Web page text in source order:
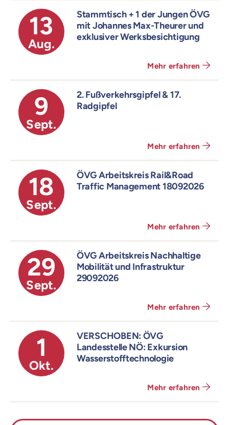
13
Aug.
Stammtisch + 1 der Jungen ÖVG
mit Johannes Max-Theurer und
exklusiver Werksbesichtigung
Mehr erfahren
9
Sept.
2. Fußverkehrsgipfel & 17.
Radgipfel
Mehr erfahren
18
Sept.
ÖVG Arbeitskreis Rail&Road
Traffic Management 18092026
Mehr erfahren
29
Sept.
ÖVG Arbeitskreis Nachhaltige
Mobilität und Infrastruktur
29092026
Mehr erfahren
1
Okt.
VERSCHOBEN: ÖVG
Landesstelle NÖ: Exkursion
Wasserstofftechnologie
Mehr erfahren